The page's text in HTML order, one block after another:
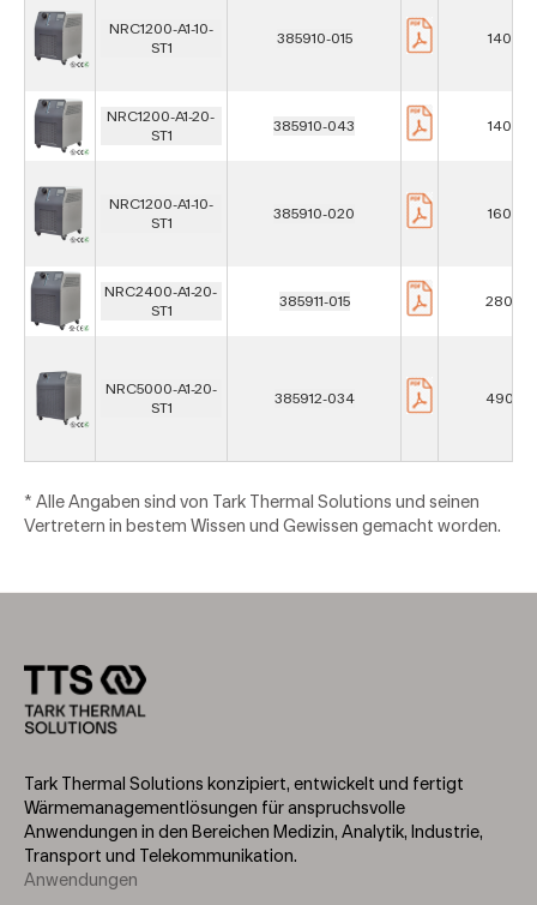
NRC1200-A1-10-
ST1
385910-015 1400
NRC1200-A1-20-
ST1
385910-043 1400
NRC1200-A1-10-
ST1
385910-020 1600
NRC2400-A1-20-
ST1
385911-015 2800
NRC5000-A1-20-
ST1
385912-034 4900
* Alle Angaben sind von Tark Thermal Solutions und seinen
Vertretern in bestem Wissen und Gewissen gemacht worden.
Tark Thermal Solutions konzipiert, entwickelt und fertigt
Wärmemanagementlösungen für anspruchsvolle
Anwendungen in den Bereichen Medizin, Analytik, Industrie,
Transport und Telekommunikation.
Footer
Anwendungen